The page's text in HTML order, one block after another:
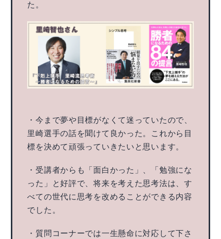
た。
・今まで夢や目標がなくて迷っていたので、
里崎選手の話を聞けて良かった。これから目
標を決めて頑張っていきたいと思います。
・受講者からも「面白かった」、「勉強にな
った」と好評で、将来を考えた思考法は、す
べての世代に思考を改めることができる内容
でした。
・質問コーナーでは一生懸命に対応して下さ